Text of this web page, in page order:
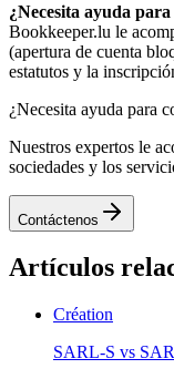
¿Necesita ayuda
Bookkeeper.lu le
(apertura de cuenta
estatutos y la
¿Necesita ayuda para
Nuestros expertos le
sociedades y los
Contáctenos
Artículos
Création
SARL-S vs